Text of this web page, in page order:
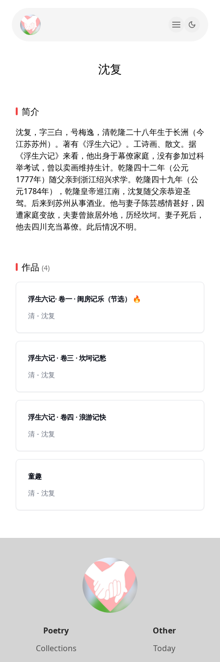
沈复
简介
沈复，字三白，号梅逸，清乾隆二十八年生于长洲（今
江苏苏州）。著有《浮生六记》。工诗画、散文。据
《浮生六记》来看，他出身于幕僚家庭，没有参加过科
举考试，曾以卖画维持生计。乾隆四十二年（公元
1777年）随父亲到浙江绍兴求学。乾隆四十九年（公
元1784年），乾隆皇帝巡江南，沈复随父亲恭迎圣
驾。后来到苏州从事酒业。他与妻子陈芸感情甚好，因
遭家庭变故，夫妻曾旅居外地，历经坎坷。妻子死后，
他去四川充当幕僚。此后情况不明。
作品 (4)
浮生六记· 卷一 · 闺房记乐（节选） 🔥
清 - 沈复
浮生六记 · 卷三 · 坎坷记愁
清 - 沈复
浮生六记 · 卷四 · 浪游记快
清 - 沈复
童趣
清 - 沈复
Poetry
Collections
Other
Today